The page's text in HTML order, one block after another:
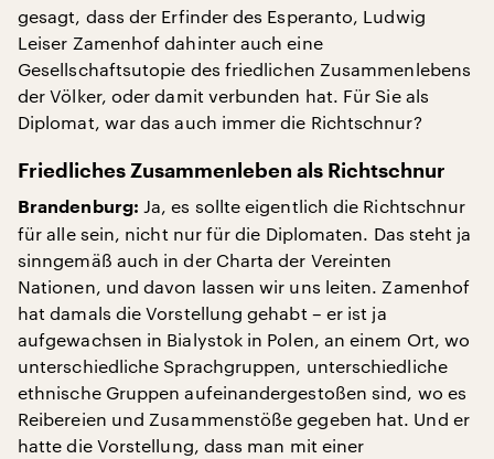
gesagt, dass der Erfinder des Esperanto, Ludwig
Leiser Zamenhof dahinter auch eine
Gesellschaftsutopie des friedlichen Zusammenlebens
der Völker, oder damit verbunden hat. Für Sie als
Diplomat, war das auch immer die Richtschnur?
Friedliches Zusammenleben als Richtschnur
Brandenburg: Ja, es sollte eigentlich die Richtschnur
für alle sein, nicht nur für die Diplomaten. Das steht ja
sinngemäß auch in der Charta der Vereinten
Nationen, und davon lassen wir uns leiten. Zamenhof
hat damals die Vorstellung gehabt – er ist ja
aufgewachsen in Bialystok in Polen, an einem Ort, wo
unterschiedliche Sprachgruppen, unterschiedliche
ethnische Gruppen aufeinandergestoßen sind, wo es
Reibereien und Zusammenstöße gegeben hat. Und er
hatte die Vorstellung, dass man mit einer